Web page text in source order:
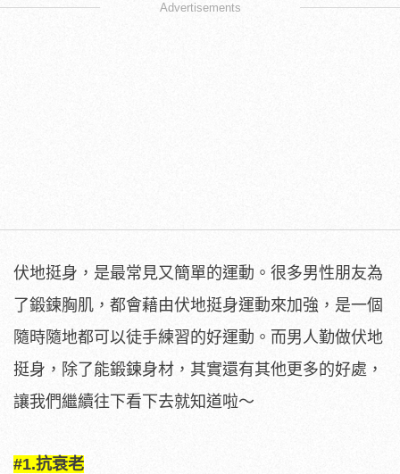
Advertisements
伏地挺身，是最常見又簡單的運動。很多男性朋友為
了鍛鍊胸肌，都會藉由伏地挺身運動來加強，是一個
隨時隨地都可以徒手練習的好運動。而男人勤做伏地
挺身，除了能鍛鍊身材，其實還有其他更多的好處，
讓我們繼續往下看下去就知道啦～
#1.抗衰老